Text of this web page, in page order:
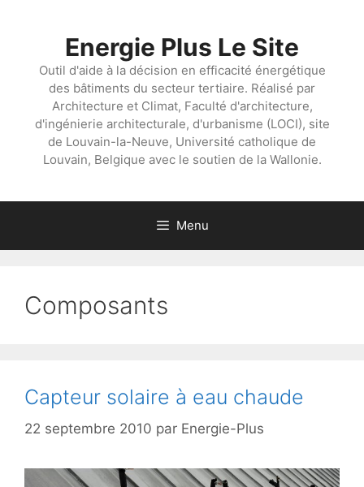
Energie Plus Le Site
Outil d'aide à la décision en efficacité énergétique
des bâtiments du secteur tertiaire. Réalisé par
Architecture et Climat, Faculté d'architecture,
d'ingénierie architecturale, d'urbanisme (LOCI), site
de Louvain-la-Neuve, Université catholique de
Louvain, Belgique avec le soutien de la Wallonie.
Menu
Composants
Capteur solaire à eau chaude
22 septembre 2010 par Energie-Plus